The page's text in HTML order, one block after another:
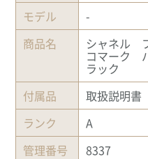
モデル
-
商品名
シャネル
コマーク
ラック
付属品
取扱説明書
ランク
A
管理番号
8337